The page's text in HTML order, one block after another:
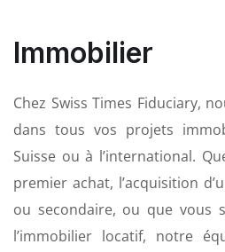
Immobilier
Chez Swiss Times Fiduciary,
dans tous vos projets
Suisse ou à l’international.
premier achat, l’acquisition
ou secondaire, ou que vous
l’immobilier locatif, notre